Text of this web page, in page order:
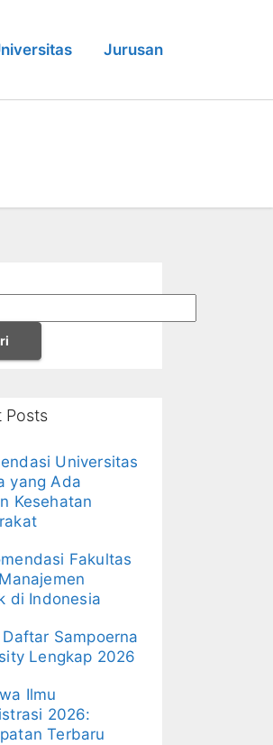
Jurusan
Posts
Universitas
yang Ada
Kesehatan
Fakultas
di Indonesia
Sampoerna
Lengkap 2026
Ilmu
2026:
Terbaru